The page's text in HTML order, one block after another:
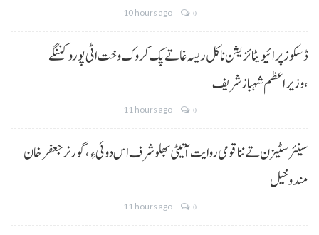
10 hours ago 0
ڈسکوز پرائیویٹائزیشن نا کل ریسہ غاتے پک کروک وخت اٹی پورو کننگے
،وزیراعظم شہباز شریف
11 hours ago 0
سینئر سٹیزن تے ننا قومی روایت آتیٹی بھلو شرف اس دوئی ءِ،گورنر جعفرخان
مندوخیل
11 hours ago 0